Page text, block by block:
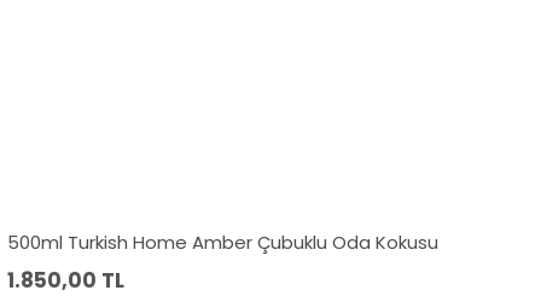
500ml Turkish Home Amber Çubuklu Oda Kokusu
1.850,00 TL